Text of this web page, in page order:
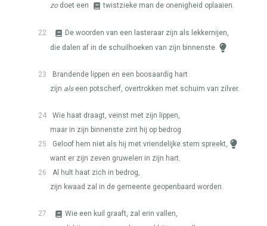
zodoet een twistzieke man de onenigheid oplaaien.
22
De woorden van een lasteraar zijn als lekkernijen,
die dalen af in de schuilhoeken van zijn binnenste.
23
Brandende lippen en een boosaardig hart
zijn alseen potscherf, overtrokken met schuim van zilver.
24
Wie haat draagt, veinst met zijn lippen,
maar in zijn binnenste zint hij op bedrog.
25
Geloof hem niet als hij met vriendelijke stem spreekt,
want er zijn zeven gruwelen in zijn hart.
26
Al hult haat zich in bedrog,
zijn kwaad zal in de gemeente geopenbaard worden.
27
Wie een kuil graaft, zal erin vallen,